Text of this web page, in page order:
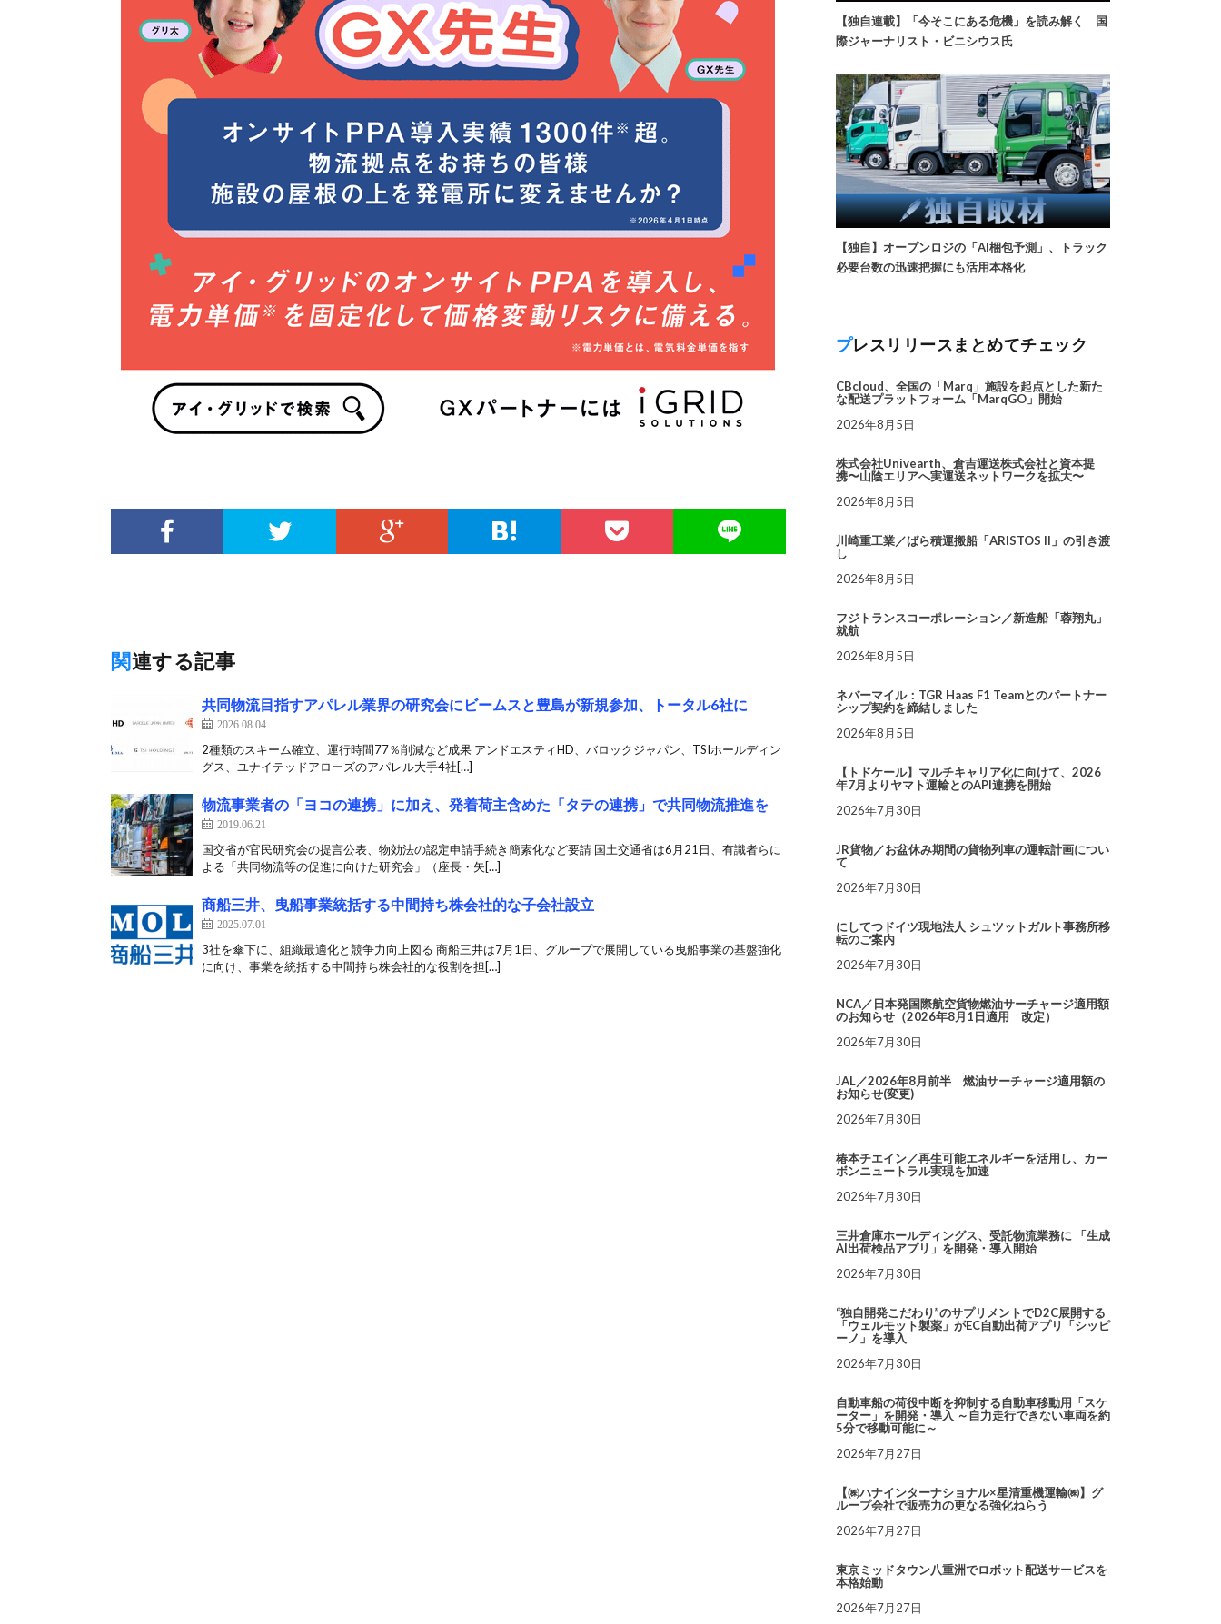
関連する記事
共同物流目指すアパレル業界の研究会にビームスと豊島が新規参加、トータル6社に
2026.08.04
2種類のスキーム確立、運行時間77％削減など成果 アンドエスティHD、バロックジャパン、TSIホールディン
グス、ユナイテッドアローズのアパレル大手4社[…]
物流事業者の「ヨコの連携」に加え、発着荷主含めた「タテの連携」で共同物流推進を
2019.06.21
国交省が官民研究会の提言公表、物効法の認定申請手続き簡素化など要請 国土交通省は6月21日、有識者らに
よる「共同物流等の促進に向けた研究会」（座長・矢[…]
商船三井、曳船事業統括する中間持ち株会社的な子会社設立
2025.07.01
3社を傘下に、組織最適化と競争力向上図る 商船三井は7月1日、グループで展開している曳船事業の基盤強化
に向け、事業を統括する中間持ち株会社的な役割を担[…]
【独自連載】「今そこにある危機」を読み解く 国
際ジャーナリスト・ビニシウス氏
【独自】オープンロジの「AI梱包予測」、トラック
必要台数の迅速把握にも活用本格化
プレスリリースまとめてチェック
CBcloud、全国の「Marq」施設を起点とした新た
な配送プラットフォーム「MarqGO」開始
2026年8月5日
株式会社Univearth、倉吉運送株式会社と資本提
携〜山陰エリアへ実運送ネットワークを拡大〜
2026年8月5日
川崎重工業／ばら積運搬船「ARISTOS II」の引き渡
し
2026年8月5日
フジトランスコーポレーション／新造船「蓉翔丸」
就航
2026年8月5日
ネバーマイル：TGR Haas F1 Teamとのパートナー
シップ契約を締結しました
2026年8月5日
【トドケール】マルチキャリア化に向けて、2026
年7月よりヤマト運輸とのAPI連携を開始
2026年7月30日
JR貨物／お盆休み期間の貨物列車の運転計画につい
て
2026年7月30日
にしてつドイツ現地法人 シュツットガルト事務所移
転のご案内
2026年7月30日
NCA／日本発国際航空貨物燃油サーチャージ適用額
のお知らせ（2026年8月1日適用 改定）
2026年7月30日
JAL／2026年8月前半 燃油サーチャージ適用額の
お知らせ(変更)
2026年7月30日
椿本チエイン／再生可能エネルギーを活用し、カー
ボンニュートラル実現を加速
2026年7月30日
三井倉庫ホールディングス、受託物流業務に 「生成
AI出荷検品アプリ」を開発・導入開始
2026年7月30日
“独自開発こだわり”のサプリメントでD2C展開する
「ウェルモット製薬」がEC自動出荷アプリ「シッピ
ーノ」を導入
2026年7月30日
自動車船の荷役中断を抑制する自動車移動用「スケ
ーター」を開発・導入 ～自力走行できない車両を約
5分で移動可能に～
2026年7月27日
【㈱ハナインターナショナル×星清重機運輸㈱】グ
ループ会社で販売力の更なる強化ねらう
2026年7月27日
東京ミッドタウン八重洲でロボット配送サービスを
本格始動
2026年7月27日